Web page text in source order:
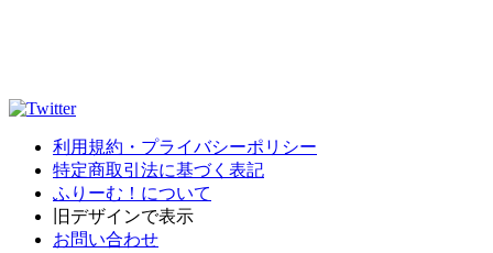
利用規約・プライバシーポリシー
特定商取引法に基づく表記
ふりーむ！について
旧デザインで表示
お問い合わせ